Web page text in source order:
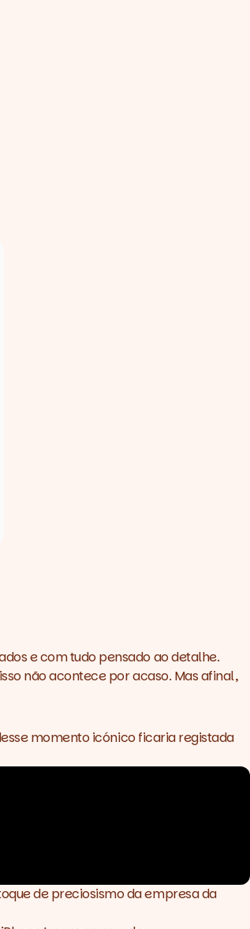
dark mode
e com tudo pensado ao detalhe.
não acontece por acaso. Mas afinal,
momento icónico ficaria registada
de preciosismo da empresa da